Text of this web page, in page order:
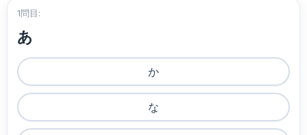
1問目:
あ
か
な